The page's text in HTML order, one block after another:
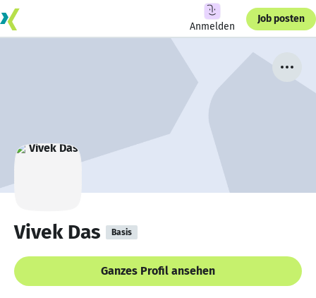
Anmelden
Job posten
Vivek Das Basis
Ganzes Profil ansehen